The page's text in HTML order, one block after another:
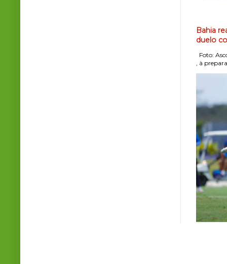
Bahia
duelo
Foto:
, à